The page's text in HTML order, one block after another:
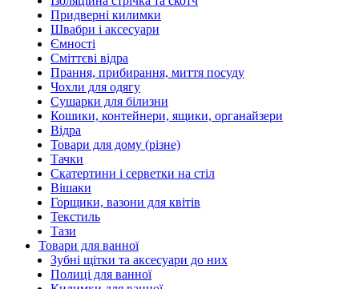
Придверні килимки
Швабри і аксесуари
Ємності
Сміттєві відра
Прання, прибирання, миття посуду
Чохли для одягу
Сушарки для білизни
Кошики, контейнери, ящики, органайзери
Відра
Товари для дому (різне)
Тачки
Скатертини і серветки на стіл
Вішаки
Горщики, вазони для квітів
Текстиль
Тази
Товари для ванної
Зубні щітки та аксесуари до них
Полиці для ванної